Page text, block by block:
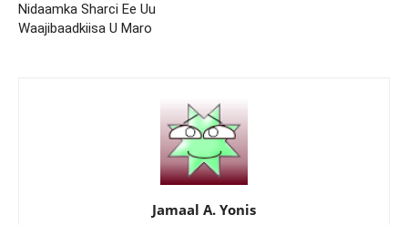
Nidaamka Sharci Ee Uu
Waajibaadkiisa U Maro
Jamaal A. Yonis